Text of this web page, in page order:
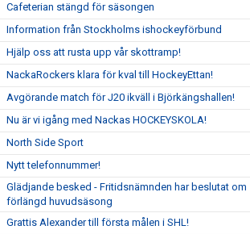
Cafeterian stängd för säsongen
Information från Stockholms ishockeyförbund
Hjälp oss att rusta upp vår skottramp!
NackaRockers klara för kval till HockeyEttan!
Avgörande match för J20 ikväll i Björkängshallen!
Nu är vi igång med Nackas HOCKEYSKOLA!
North Side Sport
Nytt telefonnummer!
Glädjande besked - Fritidsnämnden har beslutat om
förlängd huvudsäsong
Grattis Alexander till första målen i SHL!